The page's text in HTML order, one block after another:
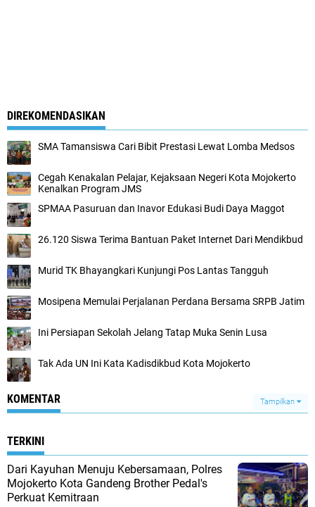
DIREKOMENDASIKAN
SMA Tamansiswa Cari Bibit Prestasi Lewat Lomba Medsos
Cegah Kenakalan Pelajar, Kejaksaan Negeri Kota Mojokerto
Kenalkan Program JMS
SPMAA Pasuruan dan Inavor Edukasi Budi Daya Maggot
26.120 Siswa Terima Bantuan Paket Internet Dari Mendikbud
Murid TK Bhayangkari Kunjungi Pos Lantas Tangguh
Mosipena Memulai Perjalanan Perdana Bersama SRPB Jatim
Ini Persiapan Sekolah Jelang Tatap Muka Senin Lusa
Tak Ada UN Ini Kata Kadisdikbud Kota Mojokerto
KOMENTAR Tampilkan
TERKINI
Dari Kayuhan Menuju Kebersamaan, Polres
Mojokerto Kota Gandeng Brother Pedal's
Perkuat Kemitraan